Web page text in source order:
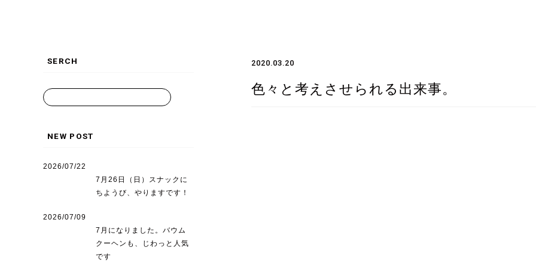
2020.03.20
色々と考えさせられる出来事。
SERCH
NEW POST
2026/07/22
7月26日（日）スナックに
ちようび、やりますです！
2026/07/09
7月になりました。バウム
クーヘンも、じわっと人気
です